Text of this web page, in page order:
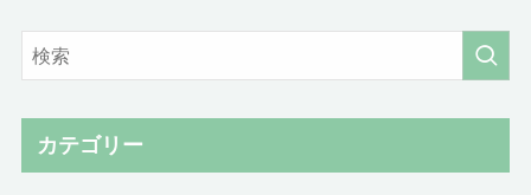
カテゴリー